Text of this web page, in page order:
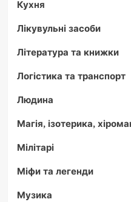
Кухня
Лікувульні засоби
Література та книжки
Логістика та транспорт
Людина
Магія, ізотерика,
Мілітарі
Міфи та легенди
Музика